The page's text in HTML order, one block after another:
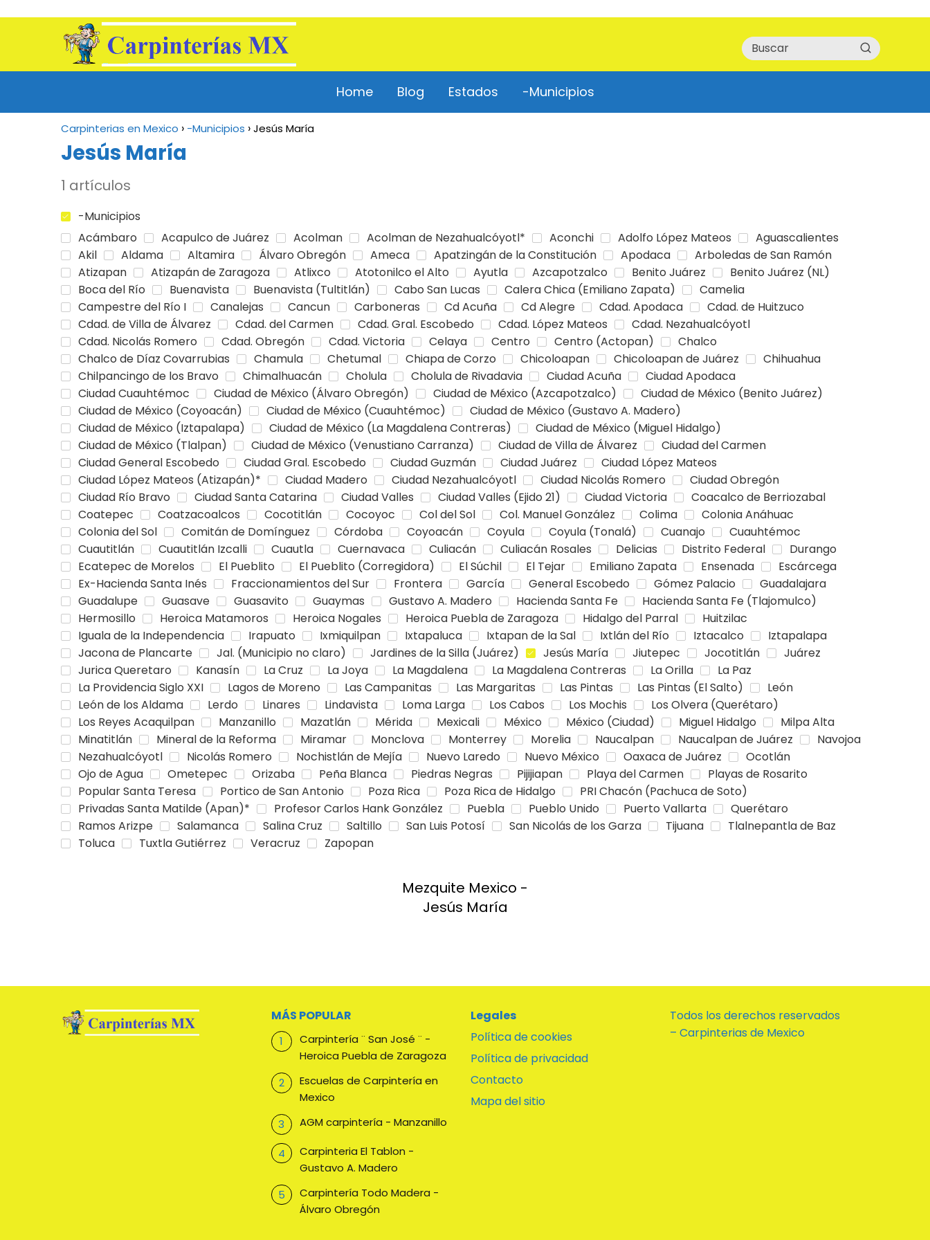
Home Blog Estados -Municipios
Carpinterias en Mexico -Municipios Jesús María
Jesús María
1 artículos
-Municipios
Acámbaro
Acapulco de Juárez Acolman Acolman de Nezahualcóyotl* Aconchi Adolfo López Mateos
Aguascalientes
Akil
Aldama Altamira Álvaro Obregón Ameca Apatzingán de la Constitución Apodaca
Arboledas de San Ramón
Atizapan
Atizapán de Zaragoza Atlixco Atotonilco el Alto Ayutla Azcapotzalco Benito Juárez
Benito Juárez (NL)
Boca del Río
Buenavista Buenavista (Tultitlán) Cabo San Lucas Calera Chica (Emiliano Zapata)
Camelia
Campestre del Río I
Canalejas Cancun Carboneras Cd Acuña Cd Alegre Cdad. Apodaca
Cdad. de Huitzuco
Cdad. de Villa de Álvarez
Cdad. del Carmen Cdad. Gral. Escobedo Cdad. López Mateos
Cdad. Nezahualcóyotl
Cdad. Nicolás Romero
Cdad. Obregón Cdad. Victoria Celaya Centro Centro (Actopan)
Chalco
Chalco de Díaz Covarrubias
Chamula Chetumal Chiapa de Corzo Chicoloapan Chicoloapan de Juárez
Chihuahua
Chilpancingo de los Bravo
Chimalhuacán Cholula Cholula de Rivadavia Ciudad Acuña
Ciudad Apodaca
Ciudad Cuauhtémoc
Ciudad de México (Álvaro Obregón) Ciudad de México (Azcapotzalco)
Ciudad de México (Benito Juárez)
Ciudad de México (Coyoacán)
Ciudad de México (Cuauhtémoc)
Ciudad de México (Gustavo A. Madero)
Ciudad de México (Iztapalapa)
Ciudad de México (La Magdalena Contreras)
Ciudad de México (Miguel Hidalgo)
Ciudad de México (Tlalpan)
Ciudad de México (Venustiano Carranza) Ciudad de Villa de Álvarez
Ciudad del Carmen
Ciudad General Escobedo
Ciudad Gral. Escobedo Ciudad Guzmán Ciudad Juárez
Ciudad López Mateos
Ciudad López Mateos (Atizapán)*
Ciudad Madero Ciudad Nezahualcóyotl Ciudad Nicolás Romero
Ciudad Obregón
Ciudad Río Bravo
Ciudad Santa Catarina Ciudad Valles Ciudad Valles (Ejido 21) Ciudad Victoria
Coacalco de Berriozabal
Coatepec
Coatzacoalcos Cocotitlán Cocoyoc Col del Sol Col. Manuel González Colima
Colonia Anáhuac
Colonia del Sol
Comitán de Domínguez Córdoba Coyoacán Coyula Coyula (Tonalá) Cuanajo
Cuauhtémoc
Cuautitlán
Cuautitlán Izcalli Cuautla Cuernavaca Culiacán Culiacán Rosales Delicias Distrito Federal
Durango
Ecatepec de Morelos
El Pueblito El Pueblito (Corregidora) El Súchil El Tejar Emiliano Zapata Ensenada
Escárcega
Ex-Hacienda Santa Inés
Fraccionamientos del Sur Frontera García General Escobedo Gómez Palacio
Guadalajara
Guadalupe
Guasave Guasavito Guaymas Gustavo A. Madero Hacienda Santa Fe
Hacienda Santa Fe (Tlajomulco)
Hermosillo
Heroica Matamoros Heroica Nogales Heroica Puebla de Zaragoza Hidalgo del Parral
Huitzilac
Iguala de la Independencia
Irapuato Ixmiquilpan Ixtapaluca Ixtapan de la Sal Ixtlán del Río Iztacalco
Iztapalapa
Jacona de Plancarte
Jal. (Municipio no claro) Jardines de la Silla (Juárez) Jesús María Jiutepec Jocotitlán
Juárez
Jurica Queretaro
Kanasín La Cruz La Joya La Magdalena La Magdalena Contreras La Orilla
La Paz
La Providencia Siglo XXI
Lagos de Moreno Las Campanitas Las Margaritas Las Pintas Las Pintas (El Salto)
León
León de los Aldama
Lerdo Linares Lindavista Loma Larga Los Cabos Los Mochis
Los Olvera (Querétaro)
Los Reyes Acaquilpan
Manzanillo Mazatlán Mérida Mexicali México México (Ciudad) Miguel Hidalgo
Milpa Alta
Minatitlán
Mineral de la Reforma Miramar Monclova Monterrey Morelia Naucalpan Naucalpan de Juárez
Navojoa
Nezahualcóyotl
Nicolás Romero Nochistlán de Mejía Nuevo Laredo Nuevo México Oaxaca de Juárez
Ocotlán
Ojo de Agua
Ometepec Orizaba Peña Blanca Piedras Negras Pijijiapan Playa del Carmen
Playas de Rosarito
Popular Santa Teresa
Portico de San Antonio Poza Rica Poza Rica de Hidalgo
PRI Chacón (Pachuca de Soto)
Privadas Santa Matilde (Apan)*
Profesor Carlos Hank González Puebla Pueblo Unido Puerto Vallarta
Querétaro
Ramos Arizpe
Salamanca Salina Cruz Saltillo San Luis Potosí San Nicolás de los Garza Tijuana
Tlalnepantla de Baz
Toluca
Tuxtla Gutiérrez Veracruz Zapopan
Mezquite Mexico -
Jesús María
MÁS POPULAR
Carpintería ¨ San José ¨ -
Heroica Puebla de Zaragoza
Escuelas de Carpintería en
Mexico
AGM carpintería - Manzanillo
Carpinteria El Tablon -
Gustavo A. Madero
Carpintería Todo Madera -
Álvaro Obregón
Legales
Política de cookies
Política de privacidad
Contacto
Mapa del sitio
Todos los derechos reservados
– Carpinterias de Mexico